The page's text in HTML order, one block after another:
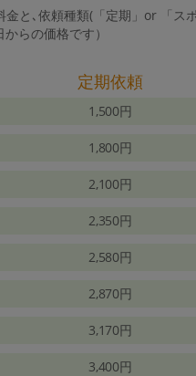
金と､依頼種類(「定期」or 「ス
らの価格です）
定期依頼
1,500円
1,800円
2,100円
2,350円
2,580円
2,870円
3,170円
3,400円